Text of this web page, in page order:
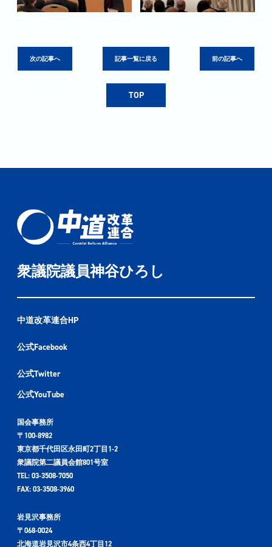
次の記事へ 記事一覧に戻る 前の記事へ
TOP
衆議院議員神谷ひろし
中道改革連合HP
公式Facebook
公式Twitter
公式YouTube
国会事務所
〒100-8982
東京都千代田区永田町2丁目1-2
衆議院第二議員会館801号室
TEL: 03-3508-7050
FAX: 03-3508-3960
岩見沢事務所
〒068-0024
北海道岩見沢市4条西4丁目12